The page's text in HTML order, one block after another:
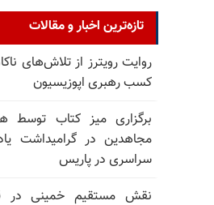
تازه‌ترین اخبار و مقالات
روایت رویترز از تلاش‌های
کسب رهبری اپوزیسیون
برگزاری میز کتاب توسط
مجاهدین در گرامیداشت
سراسری در پاریس